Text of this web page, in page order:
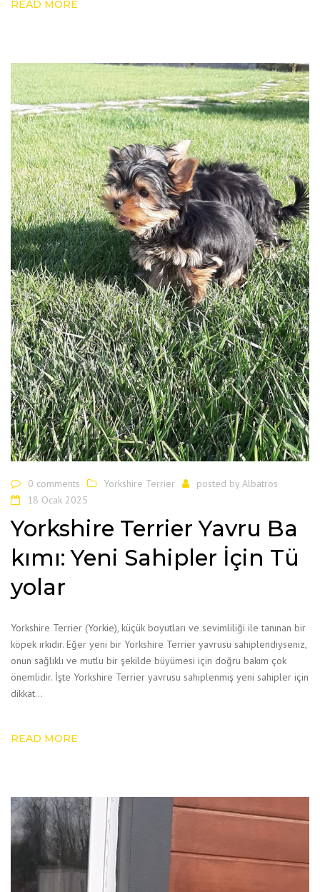
READ MORE
0 comments Yorkshire Terrier posted by Albatros
18 Ocak 2025
Yorkshire Terrier Yavru Ba
kımı: Yeni Sahipler İçin Tü
yolar
Yorkshire Terrier (Yorkie), küçük boyutları ve sevimliliği ile tanınan bir
köpek ırkıdır. Eğer yeni bir Yorkshire Terrier yavrusu sahiplendiyseniz,
onun sağlıklı ve mutlu bir şekilde büyümesi için doğru bakım çok
önemlidir. İşte Yorkshire Terrier yavrusu sahiplenmiş yeni sahipler için
dikkat…
READ MORE